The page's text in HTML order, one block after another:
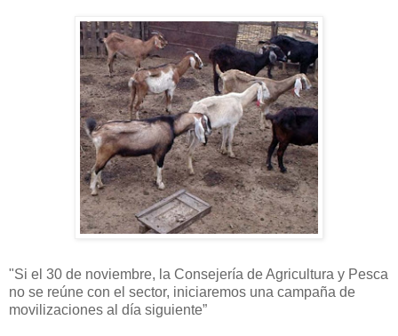
"Si el 30 de noviembre, la Consejería de Agricultura y Pesca
no se reúne con el sector, iniciaremos una campaña de
movilizaciones al día siguiente”